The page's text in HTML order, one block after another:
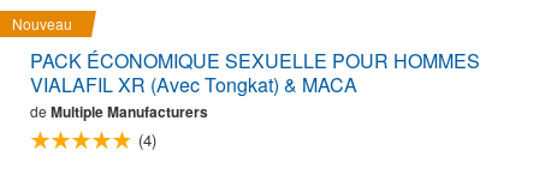
Nouveau
PACK ÉCONOMIQUE SEXUELLE POUR HOMMES
VIALAFIL XR (Avec Tongkat) & MACA
de Multiple Manufacturers
(4)